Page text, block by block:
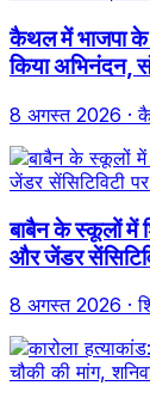
कैथल में भाजपा के
किया अभिनंदन,
8 अगस्त 2026 ·
बाबैन के स्कूलों में
और जेंडर
8 अगस्त 2026 ·